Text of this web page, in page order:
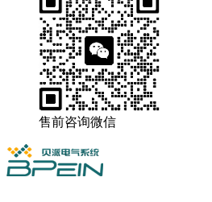
售前咨询微信